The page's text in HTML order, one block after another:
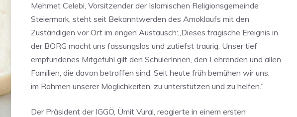
Mehmet Celebi, Vorsitzender der Islamischen Religionsgemeinde
Steiermark, steht seit Bekanntwerden des Amoklaufs mit den
Zuständigen vor Ort im engen Austausch:„Dieses tragische Ereignis in
der BORG macht uns fassungslos und zutiefst traurig. Unser tief
empfundenes Mitgefühl gilt den SchülerInnen, den Lehrenden und allen
Familien, die davon betroffen sind. Seit heute früh bemühen wir uns,
im Rahmen unserer Möglichkeiten, zu unterstützen und zu helfen.“
Der Präsident der IGGÖ, Ümit Vural, reagierte in einem ersten